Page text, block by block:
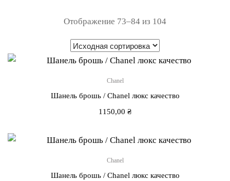
Отображение 73–84 из 104
Chanel
Шанель брошь / Chanel люкс качество
1150,00 ₴
Chanel
Шанель брошь / Chanel люкс качество